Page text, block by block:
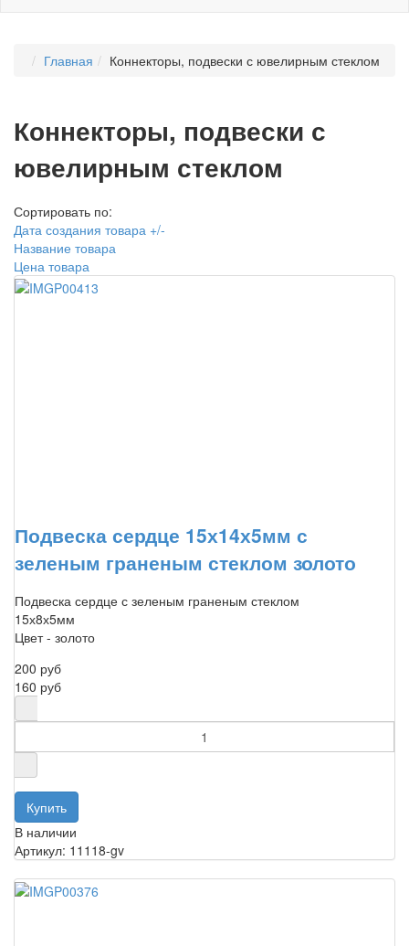
Главная Коннекторы, подвески с ювелирным стеклом
Коннекторы, подвески с
ювелирным стеклом
Сортировать по:
Дата создания товара +/-
Название товара
Цена товара
Подвеска сердце 15х14х5мм с
зеленым граненым стеклом золото
Подвеска сердце с зеленым граненым стеклом
15х8х5мм
Цвет - золото
200 руб
160 руб
В наличии
Артикул: 11118-gv